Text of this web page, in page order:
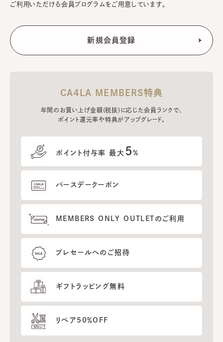
ご利用いただける会員プログラムをご用意しています。
CA4LA MEMBERS特典
年間のお買い上げ金額(税抜)に応じた会員ランクで、
ポイント還元率や特典がアップグレード。
ポイント付与率 最大 5%
バースデークーポン
MEMBERS ONLY OUTLETのご利用
プレセールへのご招待
ギフトラッピング無料
リペア50％OFF